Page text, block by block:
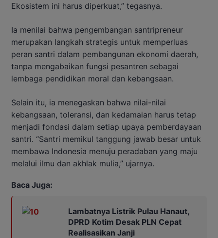
Ekosistem ini harus diperkuat,” tegasnya.
Ia menilai bahwa pengembangan santripreneur
merupakan langkah strategis untuk memperluas
peran santri dalam pembangunan ekonomi daerah,
tanpa mengabaikan fungsi pesantren sebagai
lembaga pendidikan moral dan kebangsaan.
Selain itu, ia menegaskan bahwa nilai-nilai
kebangsaan, toleransi, dan kedamaian harus tetap
menjadi fondasi dalam setiap upaya pemberdayaan
santri. “Santri memikul tanggung jawab besar untuk
membawa Indonesia menuju peradaban yang maju
melalui ilmu dan akhlak mulia,” ujarnya.
Baca Juga:
Lambatnya Listrik Pulau Hanaut,
DPRD Kotim Desak PLN Cepat
Realisasikan Janji